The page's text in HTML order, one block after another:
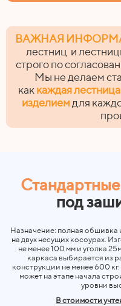
ВАЖНАЯ
лестниц и
строго по
Мы не делаем
каккаждая
изделиемдля
под
Назначение: полная обшивка
на двух несущих косоурах.
не менее 100 мм и уголка
каркаса выбирается из
конструкции не менее 600
может на этапе начала
уровни
В стоимости